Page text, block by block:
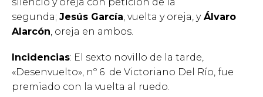
segunda; Jesús García , vuelta y oreja, yÁlvaro
Alarcón , oreja en ambos.
Incidencias: El sexto novillo de la tarde,
«Desenvuelto», nº 6 de Victoriano Del Río, fue
premiado con la vuelta al ruedo.